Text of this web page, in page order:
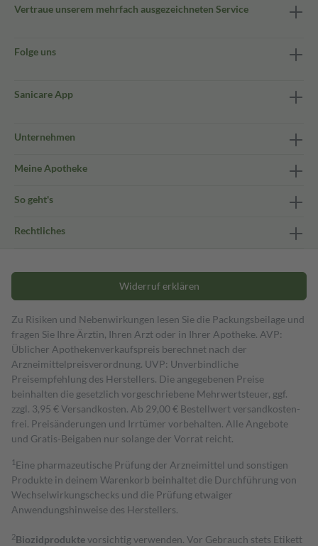
Vertraue unserem mehrfach ausgezeichneten Service
Folge uns
Sanicare App
Unternehmen
Meine Apotheke
So geht's
Rechtliches
Widerruf erklären
Zu Risiken und Nebenwirkungen lesen Sie die Packungsbeilage und
fragen Sie Ihre Ärztin, Ihren Arzt oder in Ihrer Apotheke. AVP:
Üblicher Apothekenverkaufspreis berechnet nach der
Arzneimittelpreisverordnung. UVP: Unverbindliche
Preisempfehlung des Herstellers. Die angegebenen Preise
beinhalten die gesetzlich vorgeschriebene Mehrwertsteuer, ggf.
zzgl. 3,95 € Versandkosten. Ab 29,00 € Bestell­wert versand­kosten­
frei. Preisänderungen und Irrtümer vorbehalten. Alle Angebote
und Gratis-Beigaben nur solange der Vorrat reicht.
1 Eine pharmazeutische Prüfung der Arzneimittel und sonstigen
Produkte in deinem Warenkorb beinhaltet die Durchführung von
Wechselwirkungschecks und die Prüfung etwaiger
Anwendungshinweise des Herstellers.
2Biozidproduktevorsichtig verwenden. Vor Gebrauch stets Etikett